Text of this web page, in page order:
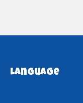
Language